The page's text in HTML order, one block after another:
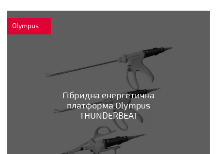
Olympus
Гібридна енергетична
платформа Olympus
THUNDERBEAT